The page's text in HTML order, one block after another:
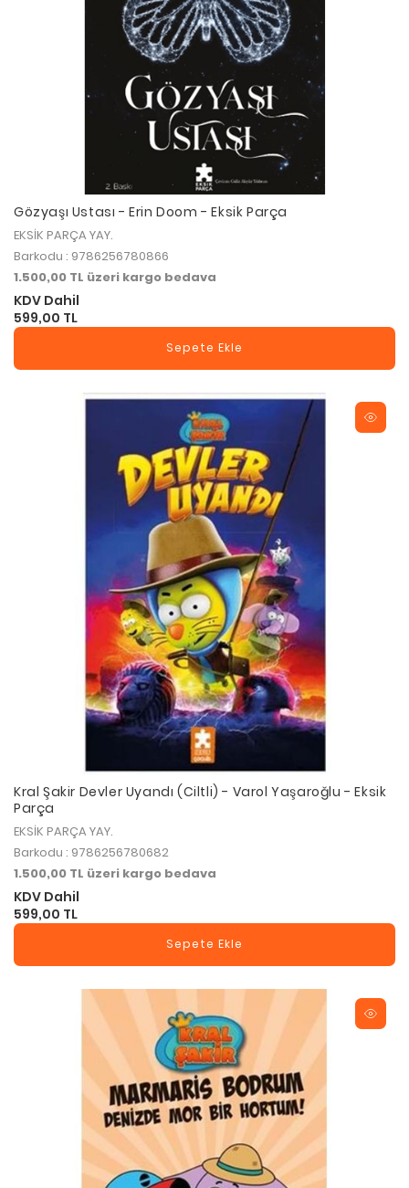
Gözyaşı Ustası - Erin Doom - Eksik Parça
EKSİK PARÇA YAY.
Barkodu : 9786256780866
1.500,00 TL üzeri kargo bedava
KDV Dahil
599,00 TL
Sepete Ekle
Kral Şakir Devler Uyandı (Ciltli) - Varol Yaşaroğlu - Eksik
Parça
EKSİK PARÇA YAY.
Barkodu : 9786256780682
1.500,00 TL üzeri kargo bedava
KDV Dahil
599,00 TL
Sepete Ekle